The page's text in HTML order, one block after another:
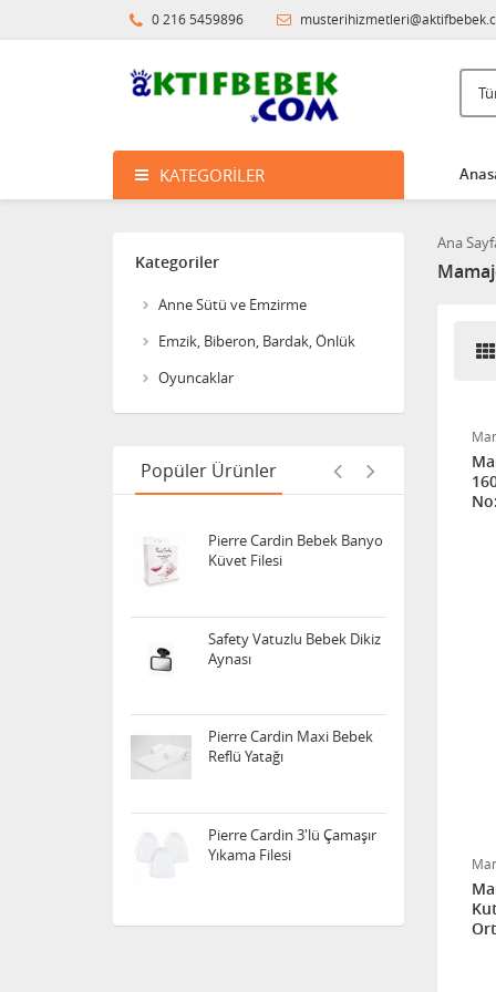
0 216 5459896
KATEGORILER
Kategoriler
Anne Sütü ve Emzirme
Emzik, Biberon, Bardak, Önlük
Oyuncaklar
Popüler Ürünler
Yıkama Filesi
Sozzy Toys Neşeli Banyo
Oyuncakları Sevimli
Sema Baby Yatak Cibinliği
Pierre Cardin Bornoz Seti -
Küvet Filesi
Pierre Cardin Bebek Banyo
Aynası
Reflü Yatağı
Yıkama Filesi
Hayvanlar 5'li
Ana